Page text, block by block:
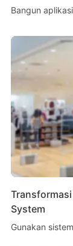
Bangun
System
Gunakan